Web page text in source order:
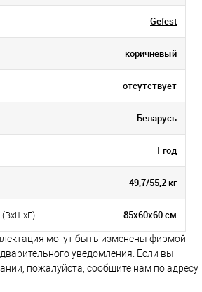
Gefest
коричневый
отсутствует
Беларусь
1 год
49,7/55,2 кг
(ВхШхГ) 85х60х60 см
могут быть изменены фирмой-
уведомления. Если вы
пожалуйста, сообщите нам по адресу